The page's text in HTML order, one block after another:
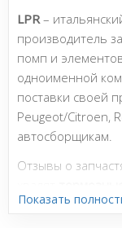
LPR –
производитель
помп и
одноименной
поставки своей
Peugeot/Citroen,
автосборщикам.
Отзывы о
стабильный
Показать